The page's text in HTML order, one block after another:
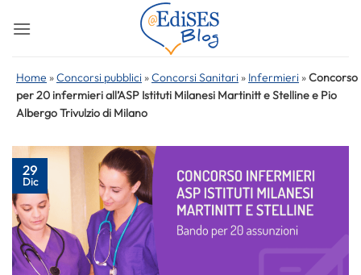
Home »Concorsi pubblici »Concorsi Sanitari » Infermieri »Concorso
per 20 infermieri all’ASP Istituti Milanesi Martinitt e Stelline e Pio
Albergo Trivulzio di Milano
29
Dic